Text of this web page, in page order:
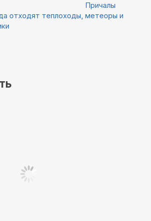
Причалы
отходят теплоходы, метеоры и